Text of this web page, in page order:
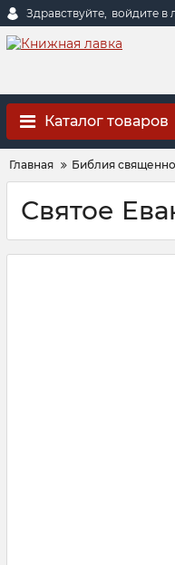
Здравствуйте, войдите в
Каталог товаров
Главная Библия
Святое